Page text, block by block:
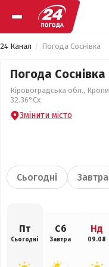
24 Канал Погода Соснівка
Погода Соснівка
Кіровоградська обл.,
32.36°Сх
Змінити місто
Сьогодні Завтра
Пт
Сьогодні
Сб
Завтра
Нд
09.08